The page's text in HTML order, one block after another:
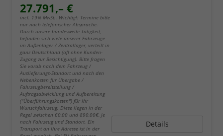
27.791,– €
incl. 19% MwSt.. Wichtig!: Termine bitte
nur nach telefonischer Absprache.
Durch unsere bundesweite Tätigkeit,
befinden sich viele unserer Fahrzeuge
im Außenlager / Zentrallager, verteilt in
ganz Deutschland (oft ohne Kunden-
Zugang zur Besichtigung). Bitte fragen
Sie vorab nach dem Fahrzeug /
Auslieferungs-Standort und nach den
Nebenkosten für Übergabe /
Fahrzeugbereitstellung /
Auftragsabwicklung und Aufbereitung
("Überführungskosten") für Ihr
Wunschfahrzeug. Diese liegen in der
Regel zwischen 60,00 und 890,00€, je
nach Fahrzeug und Standort. Ein
Transport an Ihre Adresse ist in der
Details